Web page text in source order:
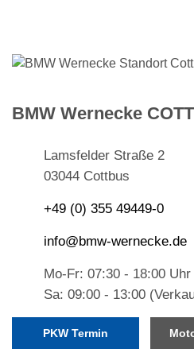
BMW Wernecke
Lamsfelder Straße 2
03044 Cottbus
+49 (0) 355 49449-0
info@bmw-wernecke.de
Mo-Fr: 07:30 - 18:00 Uhr
Sa: 09:00 - 13:00
PKW Termin